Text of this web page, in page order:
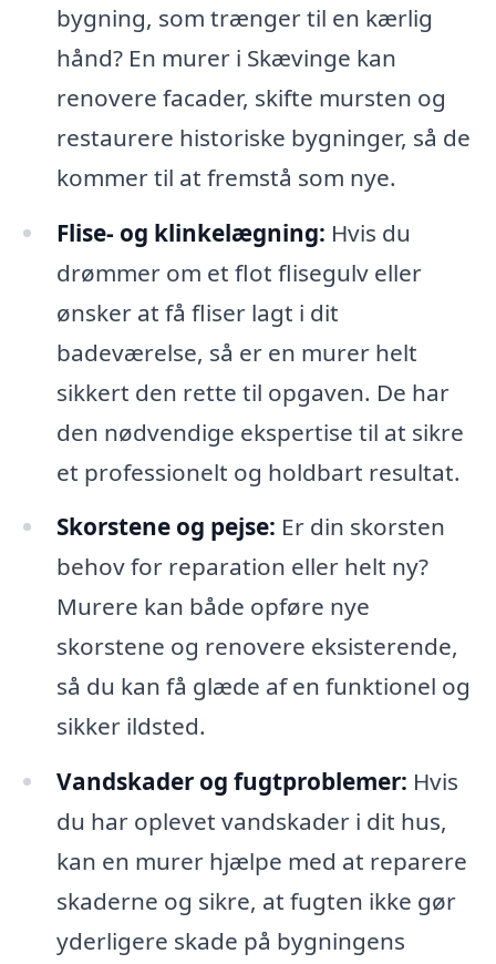
bygning, som trænger til en kærlig
hånd? En murer i Skævinge kan
renovere facader, skifte mursten og
restaurere historiske bygninger, så de
kommer til at fremstå som nye.
Flise- og klinkelægning: Hvis du
drømmer om et flot flisegulv eller
ønsker at få fliser lagt i dit
badeværelse, så er en murer helt
sikkert den rette til opgaven. De har
den nødvendige ekspertise til at sikre
et professionelt og holdbart resultat.
Skorstene og pejse: Er din skorsten
behov for reparation eller helt ny?
Murere kan både opføre nye
skorstene og renovere eksisterende,
så du kan få glæde af en funktionel og
sikker ildsted.
Vandskader og fugtproblemer: Hvis
du har oplevet vandskader i dit hus,
kan en murer hjælpe med at reparere
skaderne og sikre, at fugten ikke gør
yderligere skade på bygningens